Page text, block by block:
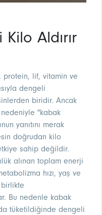
Aldırır
protein, lif, vitamin ve
dengeli
biridir. Ancak
"kabak
yanıtını merak
doğrudan kilo
sahip değildir.
alınan toplam enerji
hızı, yaş ve
Bu nedenle kabak
tüketildiğinde dengeli